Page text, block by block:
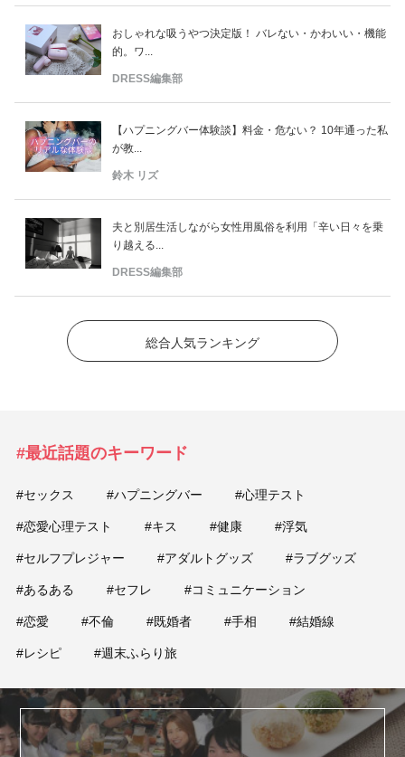
おしゃれな吸うやつ決定版！ バレない・かわいい・機能
的。ワ...
DRESS編集部
【ハプニングバー体験談】料金・危ない？ 10年通った私
が教...
鈴木 リズ
夫と別居生活しながら女性用風俗を利用「辛い日々を乗
り越える...
DRESS編集部
総合人気ランキング
#最近話題のキーワード
#セックス #ハプニングバー #心理テスト
#恋愛心理テスト #キス #健康 #浮気
#セルフプレジャー #アダルトグッズ #ラブグッズ
#あるある #セフレ #コミュニケーション
#恋愛 #不倫 #既婚者 #手相 #結婚線
#レシピ #週末ふらり旅